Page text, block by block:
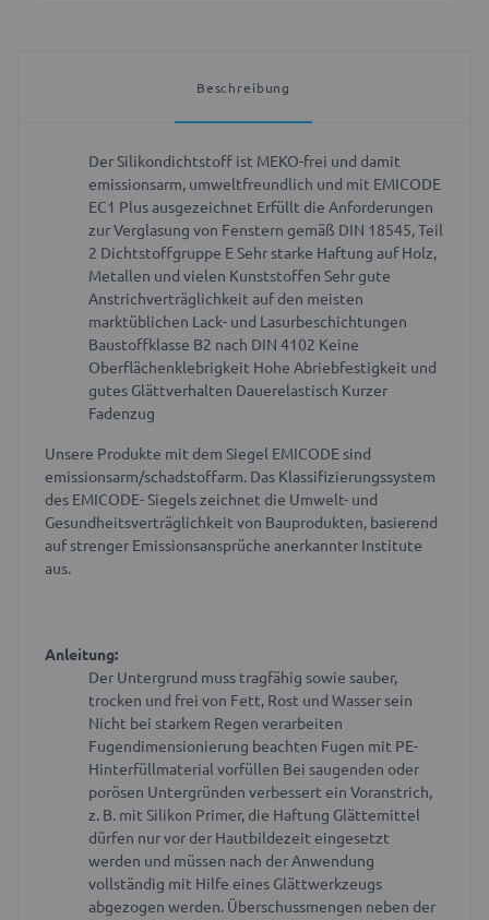
Beschreibung
Der Silikondichtstoff ist MEKO-frei und damit
emissionsarm, umweltfreundlich und mit EMICODE
EC1 Plus ausgezeichnet Erfüllt die Anforderungen
zur Verglasung von Fenstern gemäß DIN 18545, Teil
2 Dichtstoffgruppe E Sehr starke Haftung auf Holz,
Metallen und vielen Kunststoffen Sehr gute
Anstrichverträglichkeit auf den meisten
marktüblichen Lack- und Lasurbeschichtungen
Baustoffklasse B2 nach DIN 4102 Keine
Oberflächenklebrigkeit Hohe Abriebfestigkeit und
gutes Glättverhalten Dauerelastisch Kurzer
Fadenzug
Unsere Produkte mit dem Siegel EMICODE sind
emissionsarm/schadstoffarm. Das Klassifizierungssystem
des EMICODE- Siegels zeichnet die Umwelt- und
Gesundheitsverträglichkeit von Bauprodukten, basierend
auf strenger Emissionsansprüche anerkannter Institute
aus.
Anleitung:
Der Untergrund muss tragfähig sowie sauber,
trocken und frei von Fett, Rost und Wasser sein
Nicht bei starkem Regen verarbeiten
Fugendimensionierung beachten Fugen mit PE-
Hinterfüllmaterial vorfüllen Bei saugenden oder
porösen Untergründen verbessert ein Voranstrich,
z. B. mit Silikon Primer, die Haftung Glättemittel
dürfen nur vor der Hautbildezeit eingesetzt
werden und müssen nach der Anwendung
vollständig mit Hilfe eines Glättwerkzeugs
abgezogen werden. Überschussmengen neben der